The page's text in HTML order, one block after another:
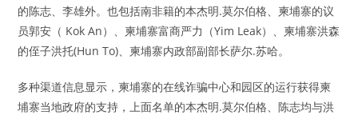
的陈志、李雄外。也包括南非籍的本杰明.莫尔伯格、柬埔寨的议
员郭安（ Kok An）、柬埔寨富商严力（Yim Leak）、柬埔寨洪森
的侄子洪托(Hun To)、柬埔寨内政部副部长萨尔.苏哈。
多种渠道信息显示，柬埔寨的在线诈骗中心和园区的运行获得柬
埔寨当地政府的支持，上面名单的本杰明.莫尔伯格、陈志均与洪